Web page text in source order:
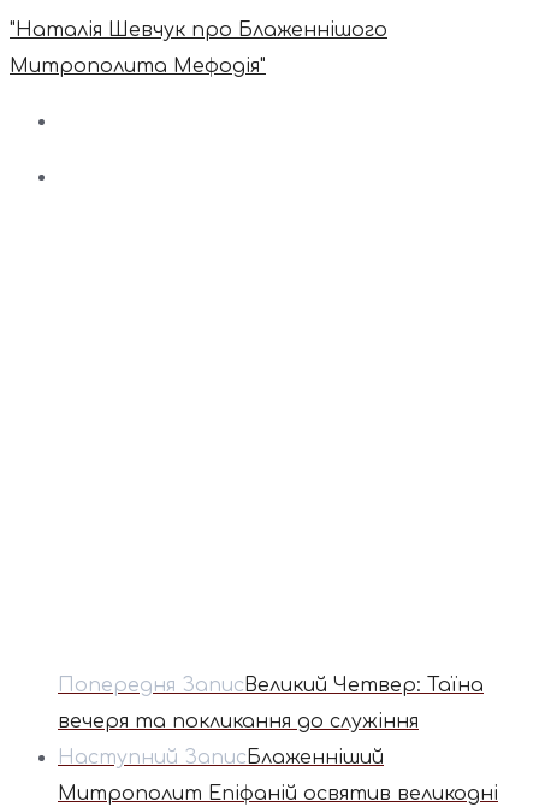
"Наталія Шевчук про Блаженнішого
Митрополита Мефодія"
Попередня Запис Великий Четвер: Таїна
вечеря та покликання до служіння
Наступний Запис Блаженніший
Митрополит Епіфаній освятив великодні